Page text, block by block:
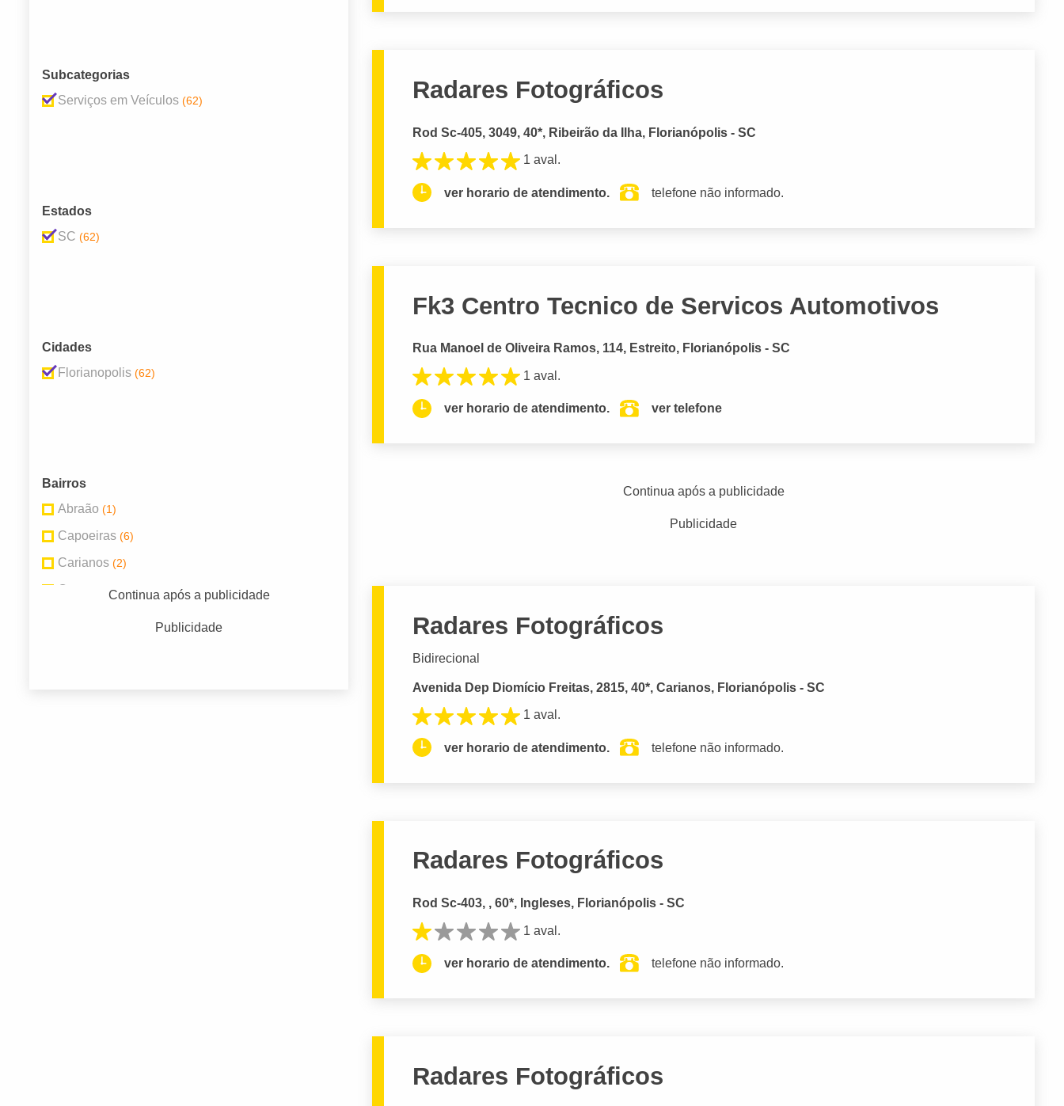
Subcategorias
Serviços em Veículos (62)
Estados
SC (62)
Cidades
Florianopolis (62)
Bairros
Abraão (1)
Capoeiras (6)
Carianos (2)
Centro (21)Continua após a publicidade
Publicidade
Radares Fotográficos
Rod Sc-405, 3049, 40*, Ribeirão da Ilha, Florianópolis - SC
1 aval.
ver horario de atendimento. telefone não informado.
Fk3 Centro Tecnico de Servicos Automotivos
Rua Manoel de Oliveira Ramos, 114, Estreito, Florianópolis - SC
1 aval.
ver horario de atendimento. ver telefone
Continua após a publicidade
Publicidade
Radares Fotográficos
Bidirecional
Avenida Dep Diomício Freitas, 2815, 40*, Carianos, Florianópolis - SC
1 aval.
ver horario de atendimento. telefone não informado.
Radares Fotográficos
Rod Sc-403, , 60*, Ingleses, Florianópolis - SC
1 aval.
ver horario de atendimento. telefone não informado.
Radares Fotográficos